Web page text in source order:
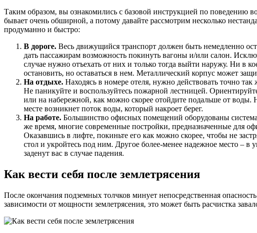
Таким образом, вы ознакомились с базовой инструкцией по поведению
бывает очень обширной, а потому давайте рассмотрим несколько
продуманно и быстро:
В дороге. Весь движущийся транспорт должен быть немедленно
дать пассажирам возможность покинуть вагоны и/или салон.
случае нужно отъехать от них и только тогда выйти наружу. Ни в
остановить, но оставаться в нем. Металлический корпус может
На отдыхе. Находясь в номере отеля, нужно действовать точно
Не паникуйте и воспользуйтесь пожарной лестницей.
или на набережной, как можно скорее отойдите подальше от
месте возникнет поток воды, который накроет берег.
На работе. Большинство офисных помещений оборудованы
же время, многие современные постройки, предназначенные для
Оказавшись в лифте, покиньте его как можно скорее, чтобы не
стол и укройтесь под ним. Другое более-менее надежное место –
заденут вас в случае падения.
Как вести себя после землетрясения
После окончания подземных толчков минует непосредственная
зависимости от мощности землетрясения, это может быть расчистка